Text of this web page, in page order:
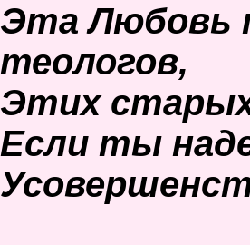
Эта Любовь
теологов,
Этих старых
Если ты